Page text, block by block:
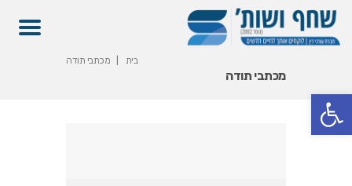
פתח סרגל נגישות
מכתבי תודה
בית מכתבי תודה